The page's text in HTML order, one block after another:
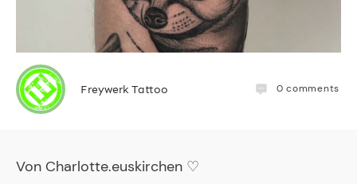
Freywerk Tattoo 0 comments
Von Charlotte.euskirchen ♡